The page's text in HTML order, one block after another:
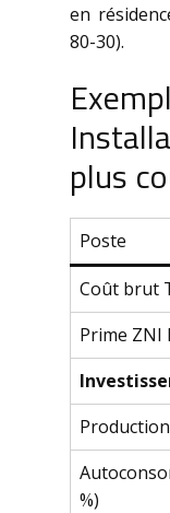
en
80-30).
plus
Poste
Coût brut
Prime ZNI
%)